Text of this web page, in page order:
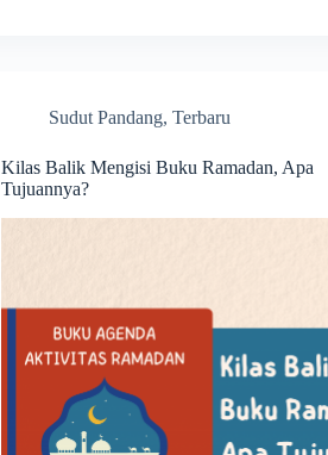
Sudut Pandang,Terbaru
Kilas Balik Mengisi Buku Ramadan, Apa
Tujuannya?